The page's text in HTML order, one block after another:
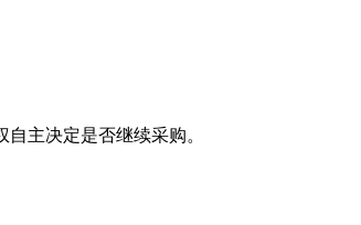
主决定是否继续采购。